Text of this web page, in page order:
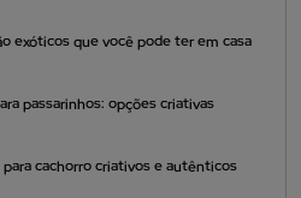
exóticos que você pode ter em casa
passarinhos: opções criativas
cachorro criativos e autênticos